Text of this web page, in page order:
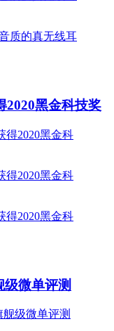
2020黑金科技奖
微单评测